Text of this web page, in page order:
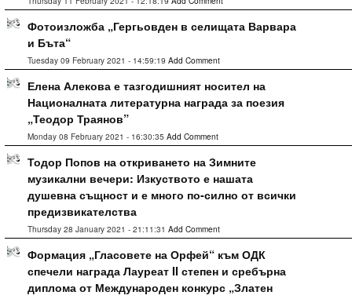
Фотоизложба „Гергьовден в селищата Варвара
и Бъта“
Tuesday 09 February 2021 - 14:59:19 Add Comment
Елена Алекова е тазгодишният носител на
Националната литературна награда за поезия
„Теодор Траянов”
Monday 08 February 2021 - 16:30:35 Add Comment
Тодор Попов на откриването на Зимните
музикални вечери: Изкуството е нашата
душевна същност и е много по-силно от всички
предизвикателства
Thursday 28 January 2021 - 21:11:31 Add Comment
Формация „Гласовете на Орфей“ към ОДК
спечели награда Лауреат II степен и сребърна
диплома от Международен конкурс „Златен